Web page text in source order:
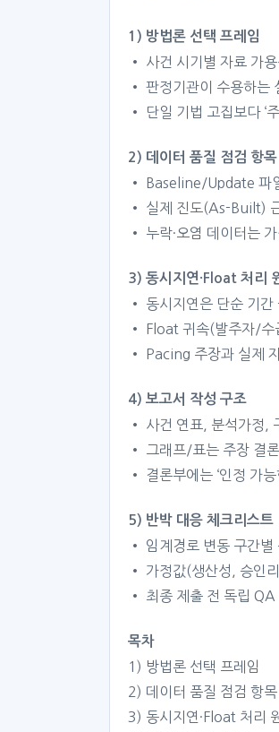
1) 방법론 선택 프레임
• 사건 시기별 자료 가
• 판정기관이 수용하는
• 단일 기법 고집보다 ‘
2) 데이터 품질 점검 항목
• Baseline/Update 파
• 실제 진도(As-Built) 근
• 누락·오염 데이터는
3) 동시지연·Float 처리
• 동시지연은 단순 기간
• Float 귀속(발주자/수
• Pacing 주장과 실제
4) 보고서 작성 구조
• 사건 연표, 분석가정,
• 그래프/표는 주장 결
• 결론부에는 ‘인정 가능
5) 반박 대응 체크리스트
• 임계경로 변동 구간별
• 가정값(생산성, 승인
• 최종 제출 전 독립 QA
목차
1) 방법론 선택 프레임
2) 데이터 품질 점검 항목
3) 동시지연·Float 처리